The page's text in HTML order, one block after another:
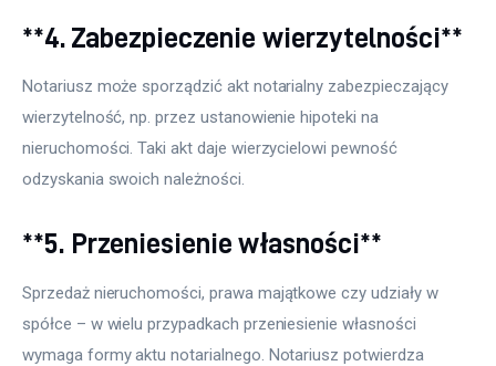
**4. Zabezpieczenie wierzytelności**
Notariusz może sporządzić akt notarialny zabezpieczający
wierzytelność, np. przez ustanowienie hipoteki na
nieruchomości. Taki akt daje wierzycielowi pewność
odzyskania swoich należności.
**5. Przeniesienie własności**
Sprzedaż nieruchomości, prawa majątkowe czy udziały w
spółce – w wielu przypadkach przeniesienie własności
wymaga formy aktu notarialnego. Notariusz potwierdza